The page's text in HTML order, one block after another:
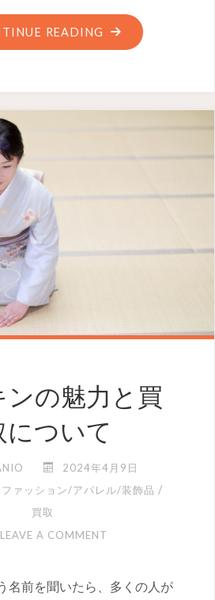
READING
ンの魅力と買
について
2024年4月9日
ファッション/アパレル/装飾品 /
買取
LEAVE A COMMENT
名前を聞いたら、多くの人が